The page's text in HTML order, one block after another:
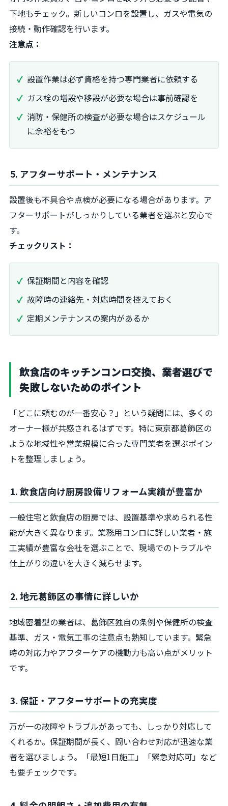
下地もチェック。新しいコンロを設置し、ガスや電気の
接続・動作確認を行います。
注意点：
設置作業は必ず資格を持つ専門業者に依頼する
ガス栓の増設や移設が必要な場合は事前確認を
消防・保健所の検査が必要な場合はスケジュール
に余裕をもつ
5. アフターサポート・メンテナンス
設置後も不具合や点検が必要になる場合があります。ア
フターサポートがしっかりしている業者を選ぶと安心で
す。
チェックリスト：
保証期間と内容を確認
故障時の連絡先・対応時間を控えておく
定期メンテナンスの案内があるか
飲食店のキッチンコンロ交換、業者選びで
失敗しないためのポイント
「どこに頼むのが一番安心？」という疑問には、多くの
オーナー様が共感されるはずです。特に東京都葛飾区の
ような地域性や営業規模に合った専門業者を選ぶポイン
トを整理しましょう。
1. 飲食店向け厨房設備リフォーム実績が豊富か
一般住宅と飲食店の厨房では、設置基準や求められる性
能が大きく異なります。業務用コンロに詳しい業者・施
工実績が豊富な会社を選ぶことで、現場でのトラブルや
仕上がりの違いを大きく減らせます。
2. 地元葛飾区の事情に詳しいか
地域密着型の業者は、葛飾区独自の条例や保健所の検査
基準、ガス・電気工事の注意点も熟知しています。緊急
時の対応力やアフターケアの機動力も高い点がメリット
です。
3. 保証・アフターサポートの充実度
万が一の故障やトラブルがあっても、しっかり対応して
くれるか。保証期間が長く、問い合わせ対応が迅速な業
者を選びましょう。「最短1日施工」「緊急対応可」など
も要チェックです。